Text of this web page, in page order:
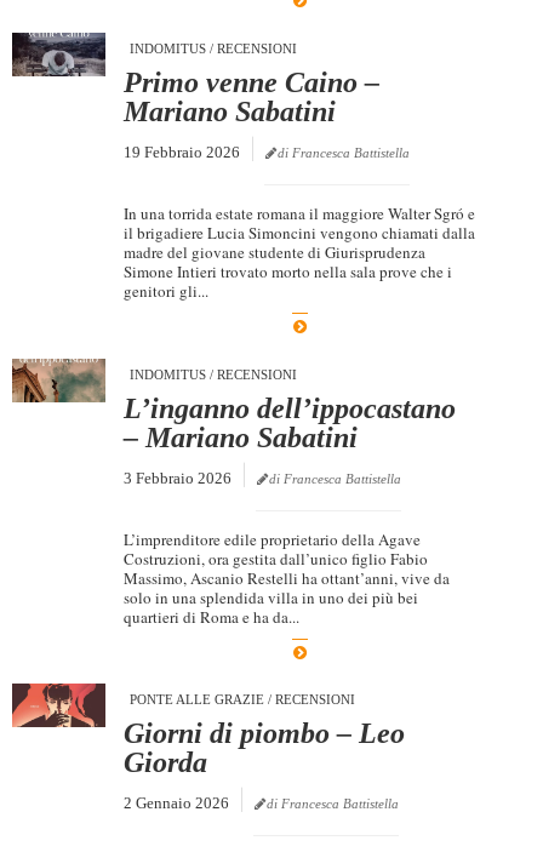
INDOMITUS/ RECENSIONI
Primo venne Caino –
Mariano Sabatini
19 Febbraio 2026 di Francesca Battistella
In una torrida estate romana il maggiore Walter Sgró e
il brigadiere Lucia Simoncini vengono chiamati dalla
madre del giovane studente di Giurisprudenza
Simone Intieri trovato morto nella sala prove che i
genitori gli...
INDOMITUS/ RECENSIONI
L’inganno dell’ippocastano
– Mariano Sabatini
3 Febbraio 2026 di Francesca Battistella
L’imprenditore edile proprietario della Agave
Costruzioni, ora gestita dall’unico figlio Fabio
Massimo, Ascanio Restelli ha ottant’anni, vive da
solo in una splendida villa in uno dei più bei
quartieri di Roma e ha da...
PONTE ALLE GRAZIE/ RECENSIONI
Giorni di piombo – Leo
Giorda
2 Gennaio 2026 di Francesca Battistella